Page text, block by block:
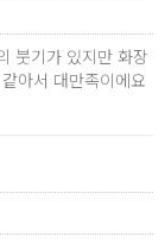
붓기가 있지만 화장
아서 대만족이에요